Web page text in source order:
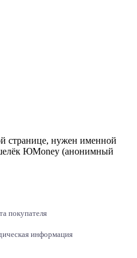
странице, нужен именной
ЮMoney (анонимный
покупателя
информация